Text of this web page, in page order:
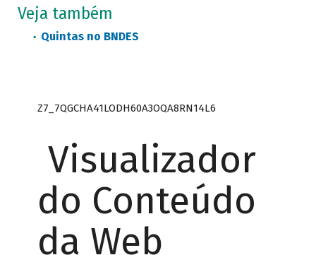
Veja também
Quintas no BNDES
Z7_7QGCHA41LODH60A3OQA8RN14L6
Visualizador
do Conteúdo
da Web